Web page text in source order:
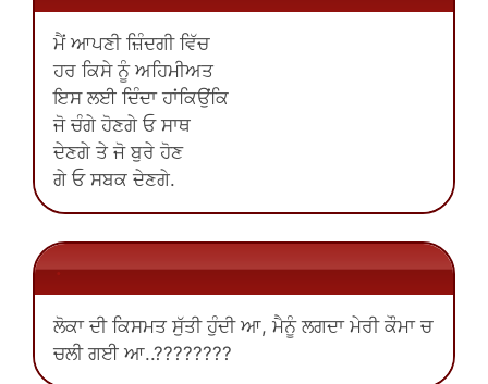
ਮੈਂ ਆਪਣੀ ਜ਼ਿੰਦਗੀ ਵਿੱਚ
ਹਰ ਕਿਸੇ ਨੂੰ ਅਹਿਮੀਅਤ
ਇਸ ਲਈ ਦਿੰਦਾ ਹਾਂਕਿਉਂਕਿ
ਜੋ ਚੰਗੇ ਹੋਣਗੇ ਓ ਸਾਥ
ਦੇਣਗੇ ਤੇ ਜੋ ਬੁਰੇ ਹੋਣ
ਗੇ ਓ ਸਬਕ ਦੇਣਗੇ.
.
ਲੋਕਾ ਦੀ ਕਿਸਮਤ ਸੁੱਤੀ ਹੁੰਦੀ ਆ, ਮੈਨੂੰ ਲਗਦਾ ਮੇਰੀ ਕੌਮਾ ਚ
ਚਲੀ ਗਈ ਆ..????????